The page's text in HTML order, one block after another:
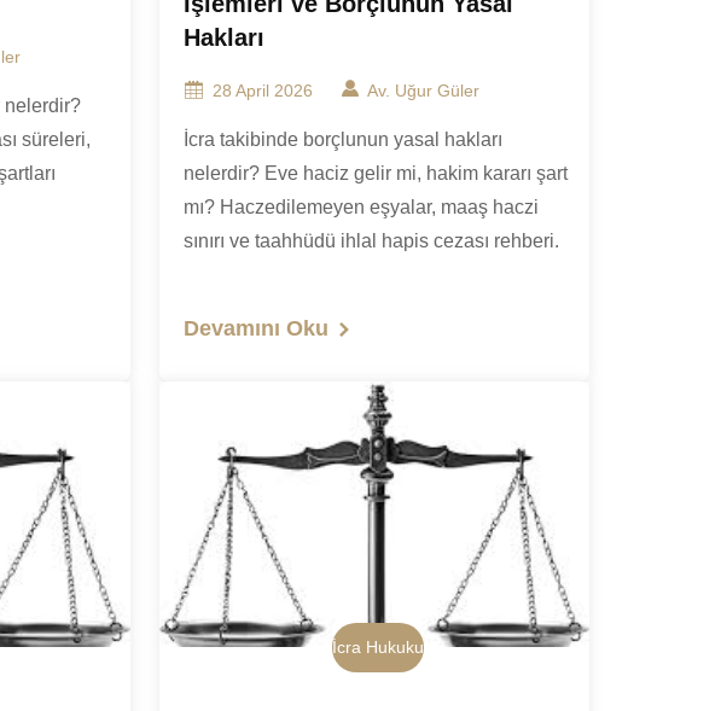
nelerdir?
süreleri,
Hakları
28 April 2026 Av. Uğur Güler
İcra takibinde borçlunun yasal hakları
nelerdir? Eve haciz gelir mi, hakim kararı şart
mı? Haczedilemeyen eşyalar, maaş haczi
sınırı ve taahhüdü ihlal hapis cezası rehberi.
Devamını Oku
İcra Hukuku